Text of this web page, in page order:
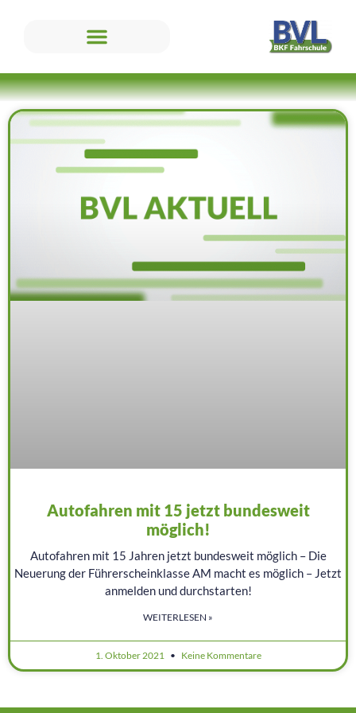
Autofahren mit 15 jetzt bundesweit
möglich!
Autofahren mit 15 Jahren jetzt bundesweit möglich – Die
Neuerung der Führerscheinklasse AM macht es möglich – Jetzt
anmelden und durchstarten!
WEITERLESEN »
1. Oktober 2021 Keine Kommentare